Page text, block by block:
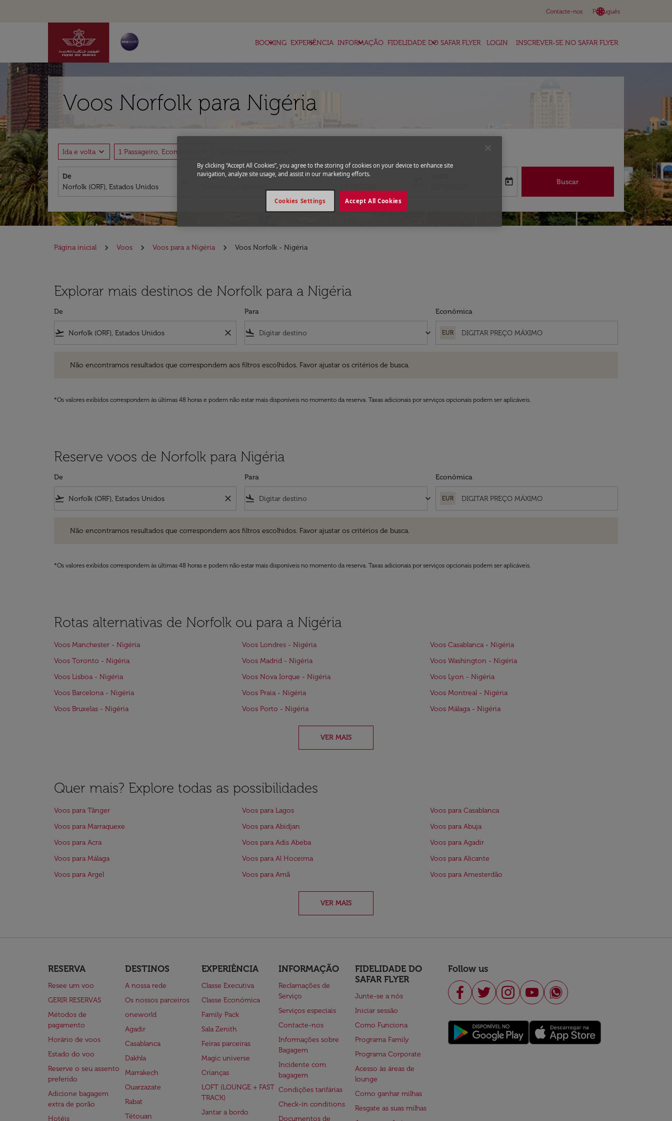
Contacte-nos language
Português
keyboard_arrow_down
BOOKING
keyboard_arrow_down EXPERIÊNCIA
keyboard_arrow_down INFORMAÇÃO
keyboard_arrow_down FIDELIDADE DO SAFAR FLYER
keyboard_arrow_down LOGIN INSCREVER-SE NO SAFAR FLYER
Voos Norfolk para Nigéria
Ida e volta expand_more 1 Passageiro, Econômica
De Para
Partida
fc-booking-return-date-aria-label
today Buscar
Página inicial Voos Voos para a Nigéria Voos Norfolk - Nigéria
Explorar mais destinos de Norfolk para a Nigéria
De
flight_takeoff close
Para
flight_land keyboard_arrow_down
Econômica
EUR
Não encontramos resultados que correspondem aos filtros escolhidos. Favor ajustar os critérios de busca.
*Os valores exibidos correspondem às últimas 48 horas e podem não estar mais disponíveis no momento da reserva. Taxas adicionais por serviços opcionais podem ser aplicáveis.
Reserve voos de Norfolk para Nigéria
De
flight_takeoff close
Para
flight_land keyboard_arrow_down
Econômica
EUR
Não encontramos resultados que correspondem aos filtros escolhidos. Favor ajustar os critérios de busca.
*Os valores exibidos correspondem às últimas 48 horas e podem não estar mais disponíveis no momento da reserva. Taxas adicionais por serviços opcionais podem ser aplicáveis.
Rotas alternativas de Norfolk ou para a Nigéria
Voos Manchester - Nigéria Voos Londres - Nigéria
Voos Casablanca - Nigéria
Voos Toronto - Nigéria
Voos Madrid - Nigéria
Voos Washington - Nigéria
Voos Lisboa - Nigéria
Voos Nova Iorque - Nigéria
Voos Lyon - Nigéria
Voos Barcelona - Nigéria
Voos Praia - Nigéria
Voos Montreal - Nigéria
Voos Bruxelas - Nigéria
Voos Porto - Nigéria Voos Málaga - Nigéria
VER MAIS
Quer mais? Explore todas as possibilidades
Voos para Tânger Voos para Lagos
Voos para Casablanca
Voos para Marraquexe
Voos para Abidjan
Voos para Abuja
Voos para Acra
Voos para Adis Abeba
Voos para Agadir
Voos para Málaga
Voos para Al Hoceima
Voos para Alicante
Voos para Argel
Voos para Amã Voos para Amesterdão
VER MAIS
RESERVA
Resee um voo
GERIR RESERVAS
Métodos de
pagamento
Horário de voos
Estado do voo
Reserve o seu assento
preferido
Adicione bagagem
extra de porão
Hotéis
DESTINOS
A nossa rede
Os nossos parceiros
oneworld
Agadir
Casablanca
Dakhla
Marrakech
Ouarzazate
Rabat
Tétouan
EXPERIÊNCIA
Classe Executiva
Classe Económica
Family Pack
Sala Zenith
Feiras parceiras
Magic universe
Crianças
LOFT (LOUNGE + FAST
TRACK)
Jantar a bordo
INFORMAÇÃO
Reclamações de
Serviço
Serviços especiais
Contacte-nos
Informações sobre
Bagagem
Incidente com
bagagem
Condições tarifárias
Check-in conditions
Documentos de
FIDELIDADE DO
SAFAR FLYER
Junte-se a nós
Iniciar sessão
Como Funciona
Programa Family
Programa Corporate
Acesso às áreas de
lounge
Como ganhar milhas
Resgate as suas milhas
Follow us
By clicking “Accept All Cookies”, you agree to the storing of cookies on your device to enhance site
navigation, analyze site usage, and assist in our marketing efforts.
Accept All Cookies
Cookies Settings